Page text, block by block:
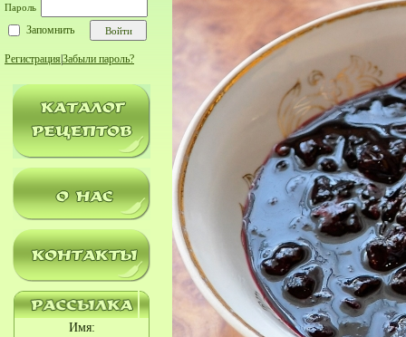
Пароль
Запомнить
Регистрация Забыли пароль?
Имя: